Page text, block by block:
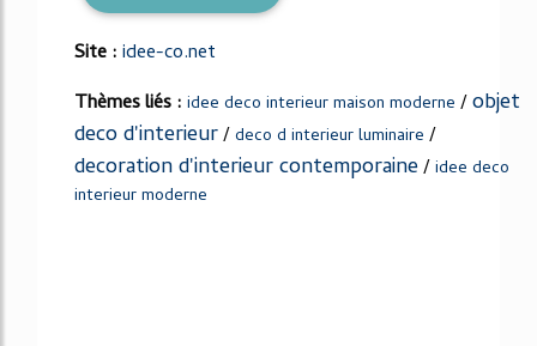
Site :idee-co.net
Thèmes liés : idee deco interieur maison moderne /objet
deco d'interieur/deco d interieur luminaire /
decoration d'interieur contemporaine/idee deco
interieur moderne